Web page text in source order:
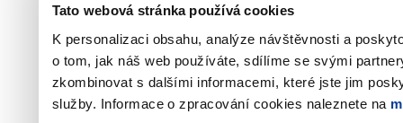
Tato webová stránka používá cookies
K personalizaci obsahu, analýze návštěvnosti a
o tom, jak náš web používáte, sdílíme se svými
zkombinovat s dalšími informacemi, které jste jim
služby. Informace o zpracování cookies naleznete na